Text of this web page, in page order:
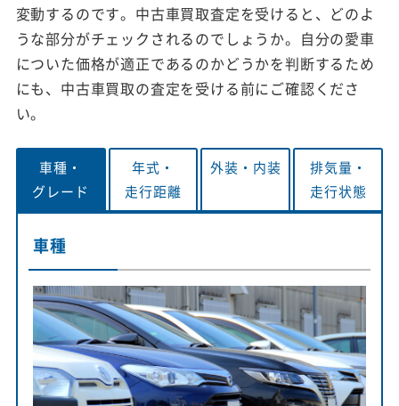
変動するのです。中古車買取査定を受けると、どのよ
うな部分がチェックされるのでしょうか。自分の愛車
についた価格が適正であるのかどうかを判断するため
にも、中古車買取の査定を受ける前にご確認くださ
い。
車種・
グレード
年式・
走行距離
外装・ 内装
排気量・
走行状態
車種